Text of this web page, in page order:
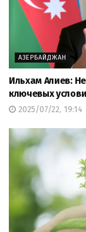
АЗЕРБАЙДЖАН
Ильхам Алиев:
ключевых
2025/07/22, 19:14